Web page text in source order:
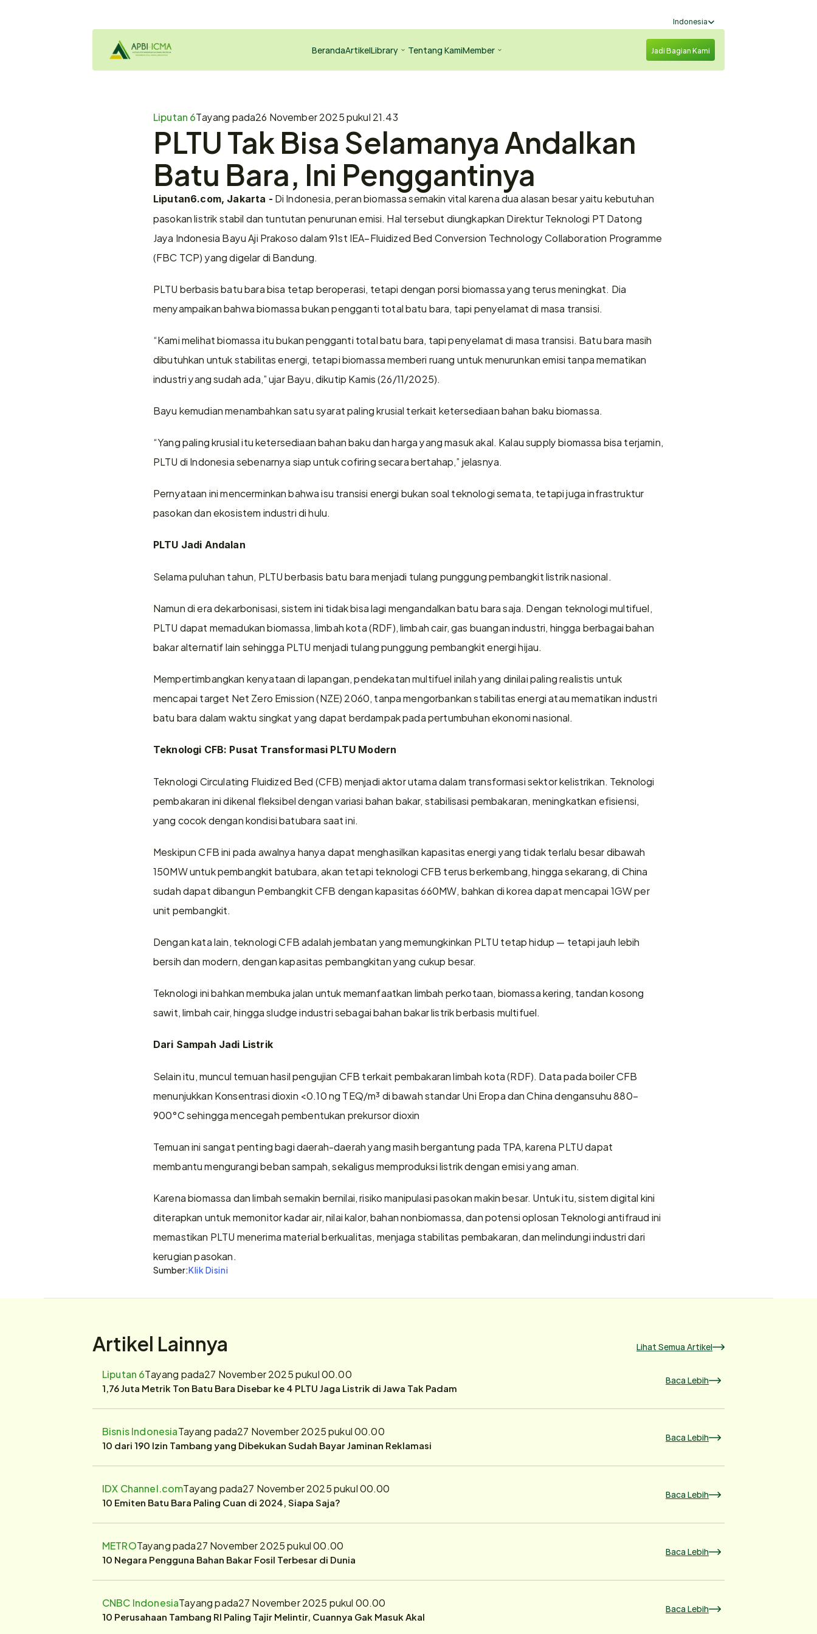
Select Language
Indonesia
BerandaArtikelLibrary Tentang KamiMember Jadi Bagian Kami
Liputan 6Tayang pada26 November 2025 pukul 21.43
PLTU Tak Bisa Selamanya Andalkan
Batu Bara, Ini Penggantinya
Liputan6.com, Jakarta - Di Indonesia, peran biomassa semakin vital karena dua alasan besar yaitu kebutuhan
pasokan listrik stabil dan tuntutan penurunan emisi. Hal tersebut diungkapkan Direktur Teknologi PT Datong
Jaya Indonesia Bayu Aji Prakoso dalam 91st IEA–Fluidized Bed Conversion Technology Collaboration Programme
(FBC TCP) yang digelar di Bandung.
PLTU berbasis batu bara bisa tetap beroperasi, tetapi dengan porsi biomassa yang terus meningkat. Dia
menyampaikan bahwa biomassa bukan pengganti total batu bara, tapi penyelamat di masa transisi.
“Kami melihat biomassa itu bukan pengganti total batu bara, tapi penyelamat di masa transisi. Batu bara masih
dibutuhkan untuk stabilitas energi, tetapi biomassa memberi ruang untuk menurunkan emisi tanpa mematikan
industri yang sudah ada,” ujar Bayu, dikutip Kamis (26/11/2025).
Bayu kemudian menambahkan satu syarat paling krusial terkait ketersediaan bahan baku biomassa.
“Yang paling krusial itu ketersediaan bahan baku dan harga yang masuk akal. Kalau supply biomassa bisa terjamin,
PLTU di Indonesia sebenarnya siap untuk cofiring secara bertahap,” jelasnya.
Pernyataan ini mencerminkan bahwa isu transisi energi bukan soal teknologi semata, tetapi juga infrastruktur
pasokan dan ekosistem industri di hulu.
PLTU Jadi Andalan
Selama puluhan tahun, PLTU berbasis batu bara menjadi tulang punggung pembangkit listrik nasional.
Namun di era dekarbonisasi, sistem ini tidak bisa lagi mengandalkan batu bara saja. Dengan teknologi multifuel,
PLTU dapat memadukan biomassa, limbah kota (RDF), limbah cair, gas buangan industri, hingga berbagai bahan
bakar alternatif lain sehingga PLTU menjadi tulang punggung pembangkit energi hijau.
Mempertimbangkan kenyataan di lapangan, pendekatan multifuel inilah yang dinilai paling realistis untuk
mencapai target Net Zero Emission (NZE) 2060, tanpa mengorbankan stabilitas energi atau mematikan industri
batu bara dalam waktu singkat yang dapat berdampak pada pertumbuhan ekonomi nasional.
Teknologi CFB: Pusat Transformasi PLTU Modern
Teknologi Circulating Fluidized Bed (CFB) menjadi aktor utama dalam transformasi sektor kelistrikan. Teknologi
pembakaran ini dikenal fleksibel dengan variasi bahan bakar, stabilisasi pembakaran, meningkatkan efisiensi,
yang cocok dengan kondisi batubara saat ini.
Meskipun CFB ini pada awalnya hanya dapat menghasilkan kapasitas energi yang tidak terlalu besar dibawah
150MW untuk pembangkit batubara, akan tetapi teknologi CFB terus berkembang, hingga sekarang, di China
sudah dapat dibangun Pembangkit CFB dengan kapasitas 660MW, bahkan di korea dapat mencapai 1GW per
unit pembangkit.
Dengan kata lain, teknologi CFB adalah jembatan yang memungkinkan PLTU tetap hidup — tetapi jauh lebih
bersih dan modern, dengan kapasitas pembangkitan yang cukup besar.
Teknologi ini bahkan membuka jalan untuk memanfaatkan limbah perkotaan, biomassa kering, tandan kosong
sawit, limbah cair, hingga sludge industri sebagai bahan bakar listrik berbasis multifuel.
Dari Sampah Jadi Listrik
Selain itu, muncul temuan hasil pengujian CFB terkait pembakaran limbah kota (RDF). Data pada boiler CFB
menunjukkan Konsentrasi dioxin <0.10 ng TEQ/m³ di bawah standar Uni Eropa dan China dengansuhu 880–
900°C sehingga mencegah pembentukan prekursor dioxin
Temuan ini sangat penting bagi daerah-daerah yang masih bergantung pada TPA, karena PLTU dapat
membantu mengurangi beban sampah, sekaligus memproduksi listrik dengan emisi yang aman.
Karena biomassa dan limbah semakin bernilai, risiko manipulasi pasokan makin besar. Untuk itu, sistem digital kini
diterapkan untuk memonitor kadar air, nilai kalor, bahan nonbiomassa, dan potensi oplosan Teknologi antifraud ini
memastikan PLTU menerima material berkualitas, menjaga stabilitas pembakaran, dan melindungi industri dari
kerugian pasokan.
Sumber:Klik Disini
Artikel Lainnya Lihat Semua Artikel
Liputan 6Tayang pada27 November 2025 pukul 00.00
1,76 Juta Metrik Ton Batu Bara Disebar ke 4 PLTU Jaga Listrik di Jawa Tak Padam Baca Lebih
Bisnis IndonesiaTayang pada27 November 2025 pukul 00.00
10 dari 190 Izin Tambang yang Dibekukan Sudah Bayar Jaminan Reklamasi Baca Lebih
IDX Channel.comTayang pada27 November 2025 pukul 00.00
10 Emiten Batu Bara Paling Cuan di 2024, Siapa Saja? Baca Lebih
METROTayang pada27 November 2025 pukul 00.00
10 Negara Pengguna Bahan Bakar Fosil Terbesar di Dunia Baca Lebih
CNBC IndonesiaTayang pada27 November 2025 pukul 00.00
10 Perusahaan Tambang RI Paling Tajir Melintir, Cuannya Gak Masuk Akal Baca Lebih